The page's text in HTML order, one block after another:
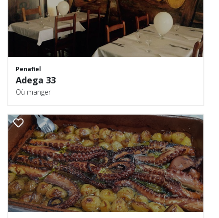
Penafiel
Adega 33
Où manger